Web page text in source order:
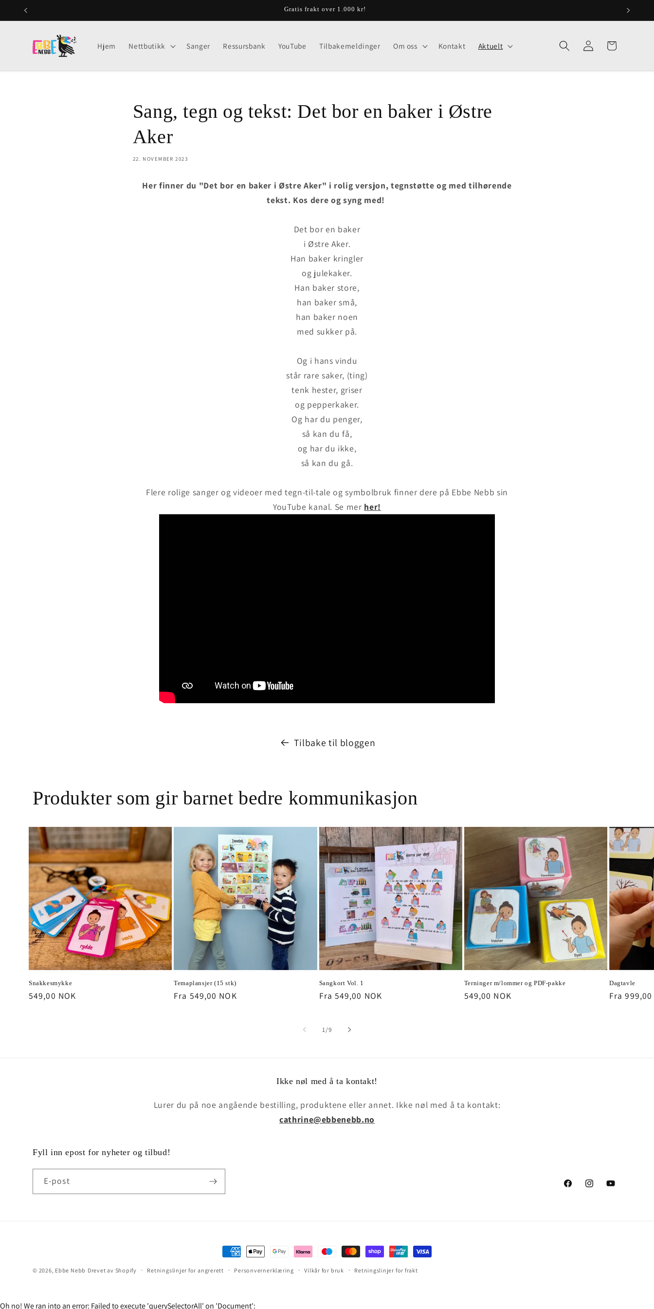
innholdet
Gratis frakt over 1.000 kr!
Hjem Nettbutikk Sanger Ressursbank YouTube Tilbakemeldinger Om oss Kontakt Aktuelt
Logg
inn
Handlekurv
Sang, tegn og tekst: Det bor en baker i Østre
Aker
22. NOVEMBER 2023
Her finner du "Det bor en baker i Østre Aker" i rolig versjon, tegnstøtte og med tilhørende
tekst. Kos dere og syng med!
Det bor en baker
i Østre Aker.
Han baker kringler
og julekaker.
Han baker store,
han baker små,
han baker noen
med sukker på.
Og i hans vindu
står rare saker, (ting)
tenk hester, griser
og pepperkaker.
Og har du penger,
så kan du få,
og har du ikke,
så kan du gå.
Flere rolige sanger og videoer med tegn-til-tale og symbolbruk finner dere på Ebbe Nebb sin
YouTube kanal. Se mer her!
Tilbake til bloggen
Produkter som gir barnet bedre kommunikasjon
Snakkesmykke
Vanlig
549,00 NOK
Temaplansjer (15 stk)
Vanlig
Fra 549,00 NOK
Sangkort Vol. 1
Vanlig
Fra 549,00 NOK
Terninger m/lommer og PDF-pakke
Vanlig
549,00 NOK
Dagtavle
Vanlig
Fra 999,00
1/av
9
Ikke nøl med å ta kontakt!
Lurer du på noe angående bestilling, produktene eller annet. Ikke nøl med å ta kontakt:
cathrine@ebbenebb.no
Fyll inn epost for nyheter og tilbud!
E-post
FacebookInstagramYouTube
Betalingsmåter
© 2026, Ebbe Nebb Drevet av Shopify Retningslinjer for angrerett Personvernerklæring Vilkår for bruk Retningslinjer for frakt